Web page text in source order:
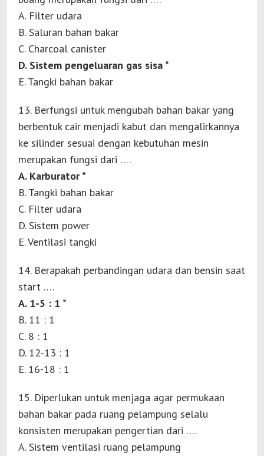
A. Filter udara
B. Saluran bahan bakar
C. Charcoal canister
D. Sistem pengeluaran gas sisa *
E. Tangki bahan bakar
13. Berfungsi untuk mengubah bahan bakar yang
berbentuk cair menjadi kabut dan mengalirkannya
ke silinder sesuai dengan kebutuhan mesin
merupakan fungsi dari ….
A. Karburator *
B. Tangki bahan bakar
C. Filter udara
D. Sistem power
E. Ventilasi tangki
14. Berapakah perbandingan udara dan bensin saat
start ….
A. 1-5 : 1 *
B. 11 : 1
C. 8 : 1
D. 12-13 : 1
E. 16-18 : 1
15. Diperlukan untuk menjaga agar permukaan
bahan bakar pada ruang pelampung selalu
konsisten merupakan pengertian dari ….
A. Sistem ventilasi ruang pelampung